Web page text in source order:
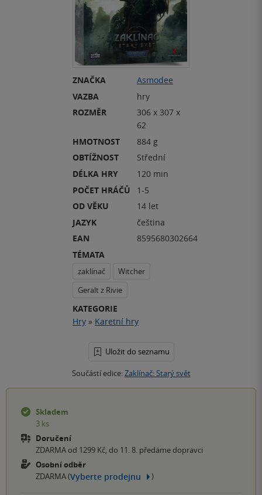
ZNAČKA
Asmodee
VAZBA
hry
ROZMĚR
306 x 307 x
62
HMOTNOST
884 g
OBTÍŽNOST
Střední
DÉLKA HRY
120 min
POČET HRÁČŮ
1-5
OD VĚKU
14 let
JAZYK
čeština
EAN
8595680302664
TÉMATA
zaklínač
Witcher
Geralt z Rivie
KATEGORIE
Hry » Karetní hry
Uložit do seznamu
Součástí edice:Zaklínač: Starý svět
Skladem
3 ks
Doručení
ZDARMA od 1299 Kč, do 11. 8. předáme dopravci
Osobní odběr
ZDARMA (Vyberte prodejnu )